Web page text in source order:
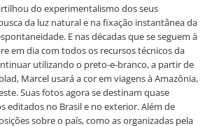
do experimentalismo dos seus
da luz natural e na fixação instantânea da
E nas décadas que se seguem à
em dia com todos os recursos técnicos da
utilizando o preto-e-branco, a partir de
Marcel usará a cor em viagens à Amazônia,
Suas fotos agora se destinam quase
editados no Brasil e no exterior. Além de
sobre o país, como as organizadas pela